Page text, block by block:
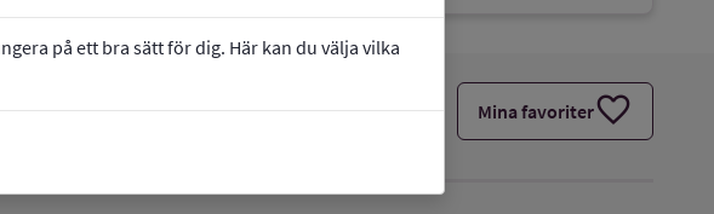
på ett bra sätt för dig. Här kan du välja vilka
Mina favoriterfavorite